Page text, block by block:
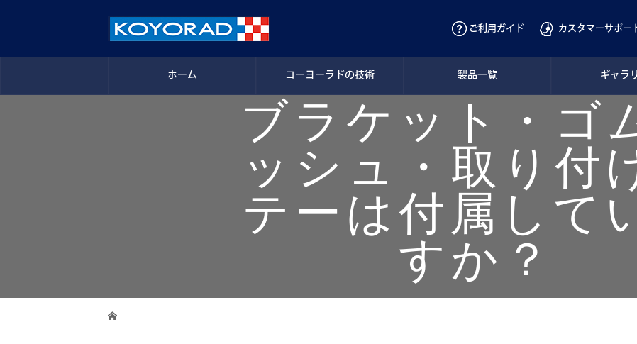
ご利用ガイド カスタマーサポー
ホーム コーヨーラドの技術 製品一覧 ギャラ
ブラケット・ゴ
ッシュ・取り付
テーは付属して
すか？